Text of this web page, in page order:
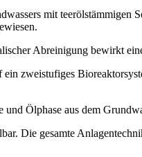
mit
Abreinigung bewirkt
zweistufiges
Ölphase aus dem
Die gesamte